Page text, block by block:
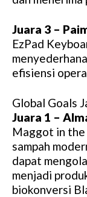
Juara 3 –
EzPad
efisiensi
Global Goals
Juara 1 –
Maggot in the
sampah
dapat
menjadi
biokonversi